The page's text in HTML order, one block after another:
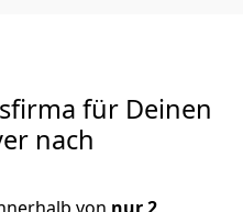
für Deinen
nach